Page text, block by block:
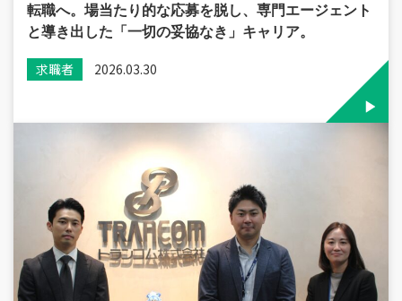
転職へ。場当たり的な応募を脱し、専門エージェント
と導き出した「一切の妥協なき」キャリア。
求職者 2026.03.30